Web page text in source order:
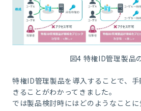
図4 特権ID管理製品
特権ID管理製品を導入することで、
きることがわかってきました。
では製品検討時にはどのようなこと